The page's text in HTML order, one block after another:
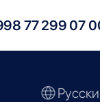
77 299 07